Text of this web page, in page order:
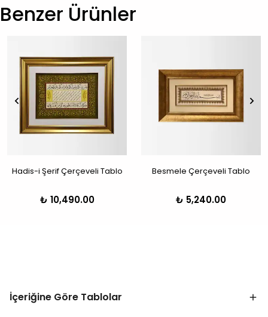
Benzer Ürünler
Hadis-i Şerif Çerçeveli Tablo
₺ 10,490.00
Besmele Çerçeveli Tablo
₺ 5,240.00
İçeriğine Göre Tablolar